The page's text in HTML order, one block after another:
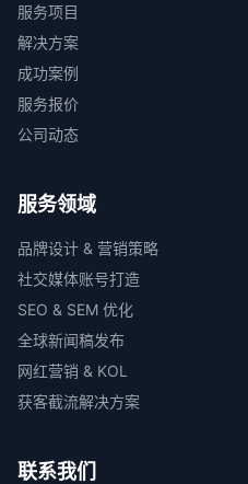
服务项目
解决方案
成功案例
服务报价
公司动态
服务领域
品牌设计 & 营销策略
社交媒体账号打造
SEO & SEM 优化
全球新闻稿发布
网红营销 & KOL
获客截流解决方案
联系我们